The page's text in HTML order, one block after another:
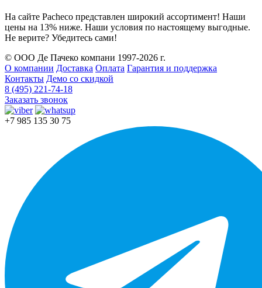
На сайте Pacheco представлен широкий ассортимент! Наши
цены на 13% ниже. Наши условия по настоящему выгодные.
Не верите? Убедитесь сами!
© ООО Де Пачеко компани 1997-2026 г.
О компании Доставка Оплата Гарантия и поддержка
Контакты Демо со скидкой
8 (495) 221-74-18
Заказать звонок
+7 985 135 30 75